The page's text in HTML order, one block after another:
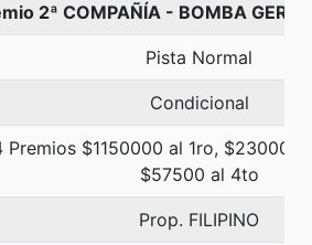
2ª COMPAÑÍA - BOMBA
Pista Normal
Condicional
Premios $1150000 al 1ro, $230000
$57500 al 4to
Prop. FILIPINO